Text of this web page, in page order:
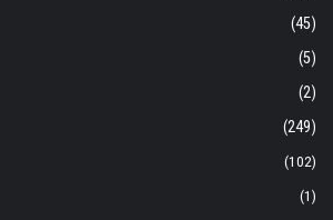
(45)
(5)
(2)
(249)
(102)
(1)